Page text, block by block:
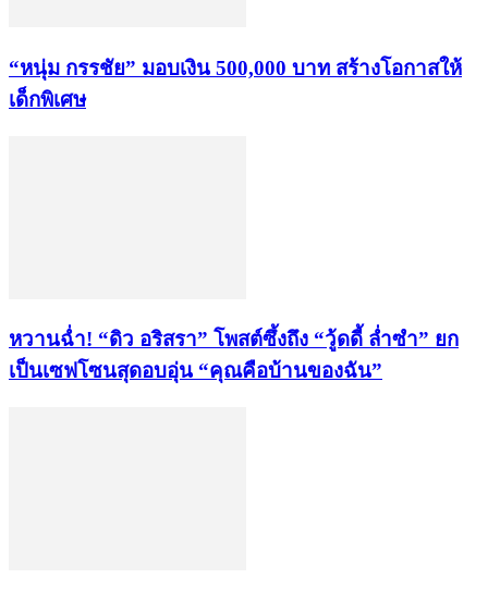
“หนุ่ม กรรชัย” มอบเงิน 500,000 บาท สร้างโอกาสให้
เด็กพิเศษ
หวานฉ่ำ! “ดิว อริสรา” โพสต์ซึ้งถึง “วู้ดดี้ ล่ำซำ” ยก
เป็นเซฟโซนสุดอบอุ่น “คุณคือบ้านของฉัน”